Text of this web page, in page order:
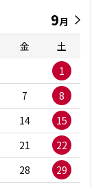
9月
金
土
1
7
8
14
15
21
22
28
29